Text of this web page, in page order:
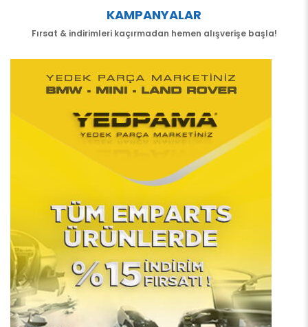
KAMPANYALAR
Fırsat & indirimleri kaçırmadan hemen alışverişe başla!